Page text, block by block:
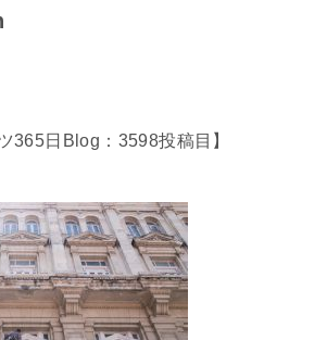
365日Blog：3598投稿目】